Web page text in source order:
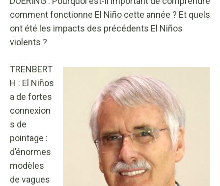
comment fonctionne El Niño cette année ? Et quels
ont été les impacts des précédents El Niños
violents ?
TRENBERT
H : El Niños
a de fortes
connexion
s de
pointage :
d’énormes
modèles
de vagues